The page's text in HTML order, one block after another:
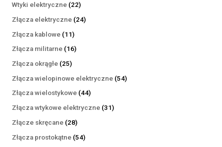
Wtyki elektryczne 2222
produkty
Złącza elektryczne 2424
Złącza kablowe 1111
produktów
Złącza militarne 1616
Złącza okrągłe 2525
produktów
Złącza wielopinowe elektryczne 5454
Złącza wielostykowe 4444
produkty
Złącza wtykowe elektryczne 3131
Złącze skręcane 2828
produktów
Złącza prostokątne 5454